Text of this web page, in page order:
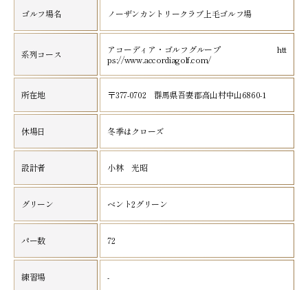
ゴルフ場名 ノーザンカントリークラブ上毛ゴルフ場
系列コース
アコーディア・ゴルフグループ htt
ps://www.accordiagolf.com/
所在地 〒377-0702 群馬県吾妻郡高山村中山6860-1
休場日 冬季はクローズ
設計者 小林 光昭
グリーン ベント2グリーン
パー数 72
練習場 -